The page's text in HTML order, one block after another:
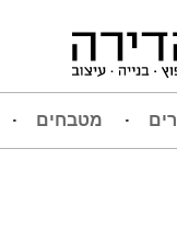
מטבחים